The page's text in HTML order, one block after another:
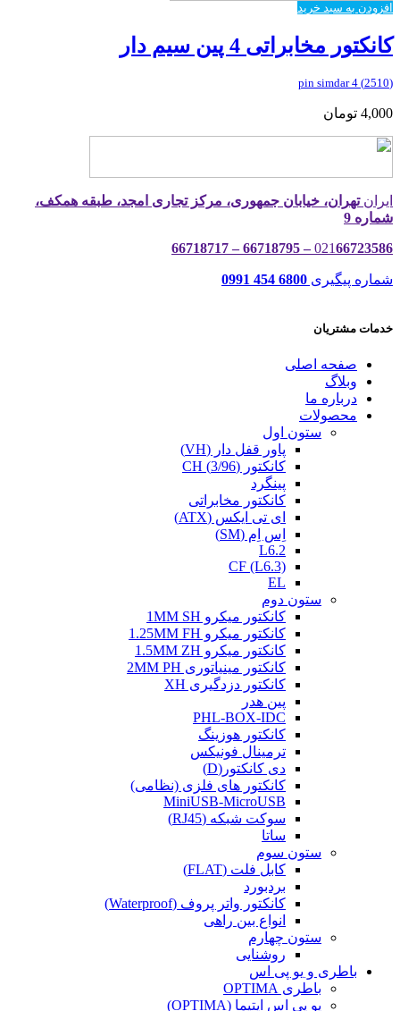
افزودن به سبد خرید
کانکتور مخابراتی 4 پین سیم دار
(2510) 4 pin simdar
4,000 تومان
ایرانتهران، خیابان جمهوری، مرکز تجاری امجد، طبقه همکف،
شماره 9
02166723586 – 66718795 – 66718717
شماره پیگیری 6800 454 0991
خدمات مشتریان
صفحه اصلی
وبلاگ
درباره ما
محصولات
ستون اول
پاور قفل دار (VH)
کانکتور (3/96) CH
پینگرد
کانکتور مخابراتی
ای تی ایکس (ATX)
اِس اِم (SM)
L6.2
CF (L6.3)
EL
ستون دوم
کانکتور میکرو 1MM SH
کانکتور میکرو 1.25MM FH
کانکتور میکرو 1.5MM ZH
کانکتور مینیاتوری 2MM PH
کانکتور دزدگیری XH
پین هدر
PHL-BOX-IDC
کانکتور هوزینگ
ترمینال فونیکس
دی کانکتور(D)
کانکتور های فلزی (نظامی)
MiniUSB-MicroUSB
سوکت شبکه (RJ45)
ساتا
ستون سوم
کابل فلت (FLAT)
بردبورد
کانکتور واتر پروف (Waterproof)
انواع بین راهی
ستون چهارم
روشنایی
باطری و یو پی اس
باطری OPTIMA
یو پی اس اپتیما (OPTIMA)